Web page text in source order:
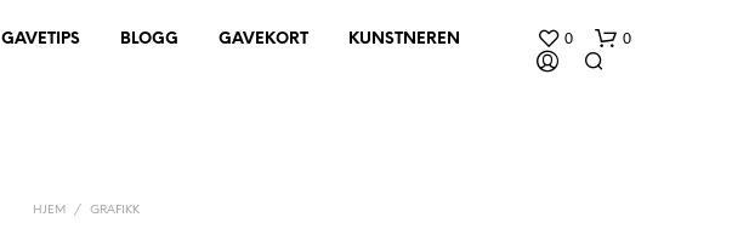
GAVETIPS BLOGG GAVEKORT
KUNSTNEREN
0 0
HJEM / GRAFIKK